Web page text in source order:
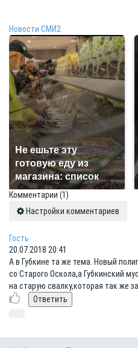
Новости СМИ2
Не ешьте эту
готовую еду из
магазина: список
Комментарии (1)
Настройки комментариев
Гость
20.07.2018 20:41
А в Губкине та же тема. Новый
со Старого Оскола,а Губкинский
на старую свалку,которая так же